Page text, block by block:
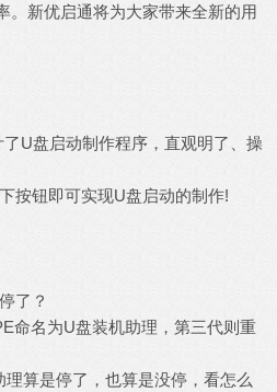
。新优启通将为大家带来全新的用
U盘启动制作程序，直观明了、操
按钮即可实现U盘启动的制作!
了？
命名为U盘装机助理，第三代则重
算是停了，也算是没停，看怎么